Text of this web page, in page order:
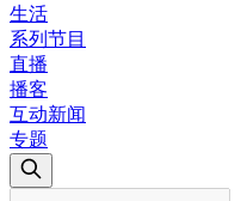
生活
系列节目
直播
播客
互动新闻
专题